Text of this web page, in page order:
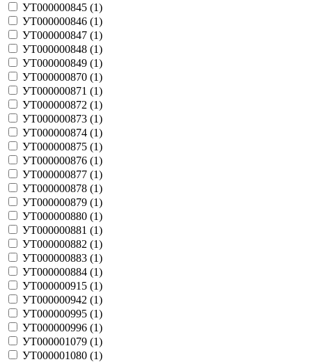
УТ000000845 (1)
УТ000000846 (1)
УТ000000847 (1)
УТ000000848 (1)
УТ000000849 (1)
УТ000000870 (1)
УТ000000871 (1)
УТ000000872 (1)
УТ000000873 (1)
УТ000000874 (1)
УТ000000875 (1)
УТ000000876 (1)
УТ000000877 (1)
УТ000000878 (1)
УТ000000879 (1)
УТ000000880 (1)
УТ000000881 (1)
УТ000000882 (1)
УТ000000883 (1)
УТ000000884 (1)
УТ000000915 (1)
УТ000000942 (1)
УТ000000995 (1)
УТ000000996 (1)
УТ000001079 (1)
УТ000001080 (1)